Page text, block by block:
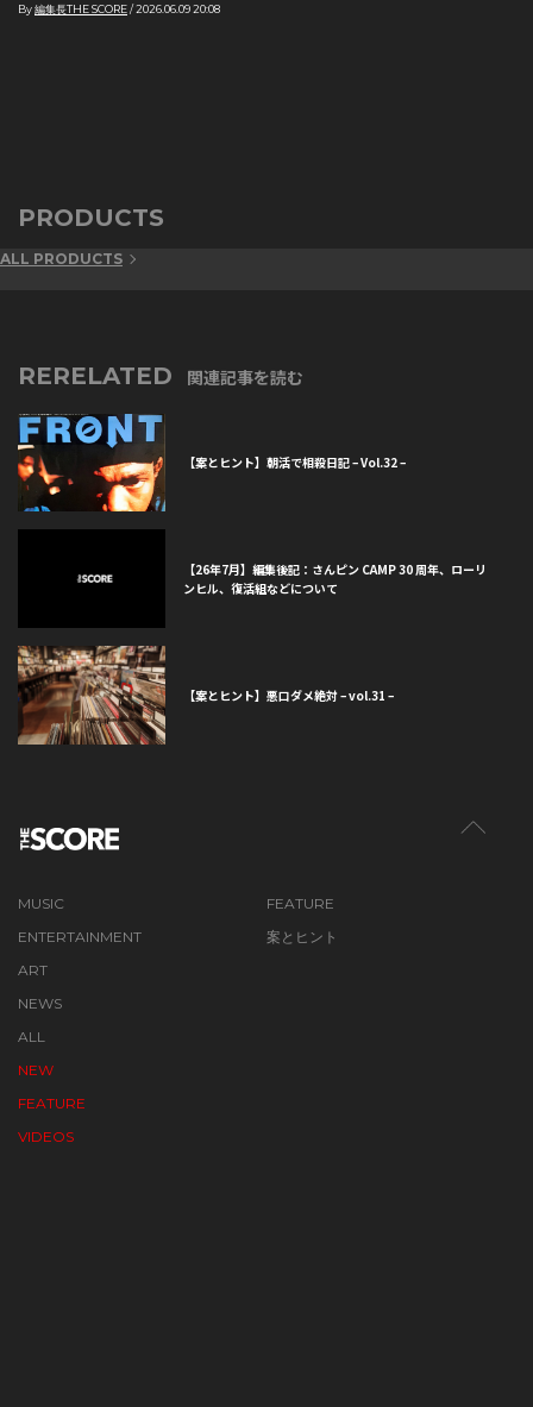
By編集長THE SCORE/2026.06.09 20:08
PRODUCTS
ALL PRODUCTS
RERELATED 関連記事を読む
【案とヒント】朝活で相殺日記 – Vol.32 –
【26年7月】編集後記：さんピン CAMP 30 周年、ローリ
ンヒル、復活組などについて
【案とヒント】悪口ダメ絶対 – vol.31 –
MUSIC
ENTERTAINMENT
ART
FEATURE
案とヒント
NEWS
ALL
NEW
FEATURE
VIDEOS